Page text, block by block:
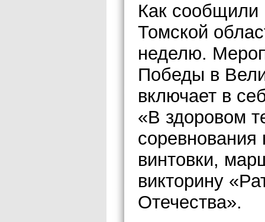
Как
Томской
неделю.
Победы в
включает в
«В здоровом
соревнования
винтовки,
викторину
Отечества».